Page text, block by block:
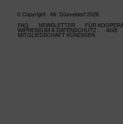
© Copyright - Mr. Düsseldorf 2026
FAQ
NEWSLETTER FÜR
IMPRESSUM & DATENSCHUTZ AGB
MITGLIEDSCHAFT KÜNDIGEN